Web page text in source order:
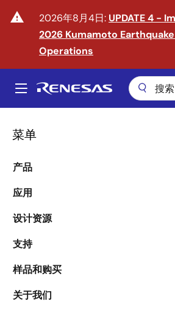
warning 2026年8月4日: UPDATE 4 -
2026 Kumamoto
Operations
Main
菜单
产品
应用
设计资源
支持
样品和购买
关于我们
迈入物理 AI 时代
了解更多
以创新赋能人